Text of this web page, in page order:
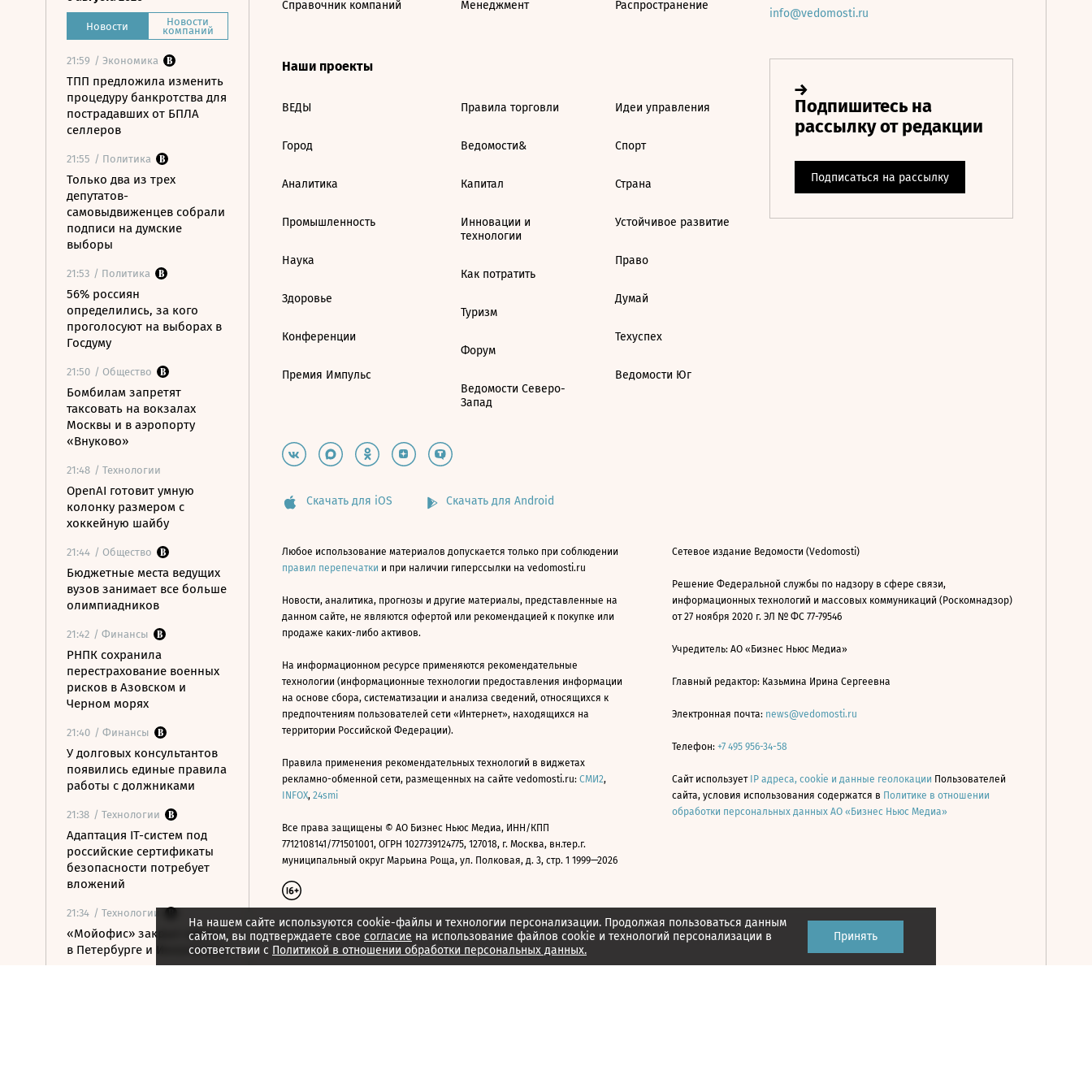
Новости Новости
компаний
21:59 / Экономика
ТПП предложила изменить
процедуру банкротства для
пострадавших от БПЛА
селлеров
21:55 / Политика
Только два из трех
депутатов-
самовыдвиженцев собрали
подписи на думские
выборы
21:53 / Политика
56% россиян
определились, за кого
проголосуют на выборах в
Госдуму
21:50 / Общество
Бомбилам запретят
таксовать на вокзалах
Москвы и в аэропорту
«Внуково»
21:48 / Технологии
OpenAI готовит умную
колонку размером с
хоккейную шайбу
21:44 / Общество
Бюджетные места ведущих
вузов занимает все больше
олимпиадников
21:42 / Финансы
РНПК сохранила
перестрахование военных
рисков в Азовском и
Черном морях
21:40 / Финансы
У долговых консультантов
появились единые правила
работы с должниками
21:38 / Технологии
Адаптация IT-систем под
российские сертификаты
безопасности потребует
вложений
21:34 / Технологии
«Мойофис» закрыл офисы
в Петербурге и Иннополисе
На нашем сайте используются cookie-файлы и технологии персонализации. Продолжая пользоваться данным
сайтом, вы подтверждаете свое согласие на использование файлов cookie и технологий персонализации в
соответствии с Политикой в отношении обработки персональных данных.
Принять
Справочник компаний Менеджмент Распространение
Наши проекты
ВЕДЫ
Город
Аналитика
Промышленность
Наука
Здоровье
Конференции
Премия Импульс
Правила торговли
Ведомости&
Капитал
Инновации и
технологии
Как потратить
Туризм
Форум
Ведомости Северо-
Запад
Идеи управления
Спорт
Страна
Устойчивое развитие
Право
Думай
Техуспех
Ведомости Юг
info@vedomosti.ru
Скачать для iOS Скачать для Android
Любое использование материалов допускается только при соблюдении
правил перепечатки и при наличии гиперссылки на vedomosti.ru
Новости, аналитика, прогнозы и другие материалы, представленные на
данном сайте, не являются офертой или рекомендацией к покупке или
продаже каких-либо активов.
На информационном ресурсе применяются рекомендательные
технологии (информационные технологии предоставления информации
на основе сбора, систематизации и анализа сведений, относящихся к
предпочтениям пользователей сети «Интернет», находящихся на
территории Российской Федерации).
Правила применения рекомендательных технологий в виджетах
рекламно-обменной сети, размещенных на сайте vedomosti.ru: СМИ2,
INFOX, 24smi
Все права защищены © АО Бизнес Ньюс Медиа, ИНН/КПП
7712108141/771501001, ОГРН 1027739124775, 127018, г. Москва, вн.тер.г.
муниципальный округ Марьина Роща, ул. Полковая, д. 3, стр. 1 1999—2026
Сетевое издание Ведомости (Vedomosti)
Решение Федеральной службы по надзору в сфере связи,
информационных технологий и массовых коммуникаций (Роскомнадзор)
от 27 ноября 2020 г. ЭЛ № ФС 77-79546
Учредитель: АО «Бизнес Ньюс Медиа»
Главный редактор: Казьмина Ирина Сергеевна
Электронная почта: news@vedomosti.ru
Телефон: +7 495 956-34-58
Сайт использует IP адреса, cookie и данные геолокации Пользователей
сайта, условия использования содержатся в Политике в отношении
обработки персональных данных АО «Бизнес Ньюс Медиа»